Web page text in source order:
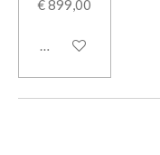
€ 899,00
Bekijk details